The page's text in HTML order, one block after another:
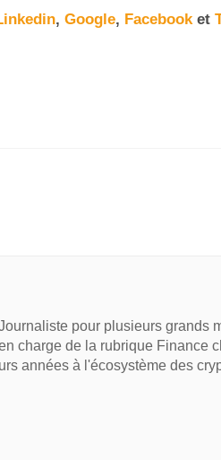
, Google, Facebooket
pour plusieurs grands
charge de la rubrique Finance
années à l'écosystème des